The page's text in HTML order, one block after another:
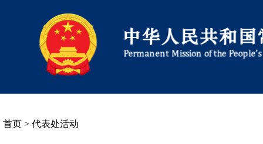
首页 > 代表处活动